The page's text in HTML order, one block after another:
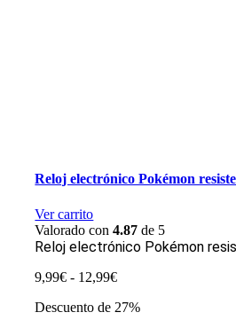
Reloj electrónico Pokémon
Ver carrito
Valorado con4.87 de 5
Reloj electrónico Pokémon
9,99€ - 12,99€Rango
precios:
Descuento de 27%